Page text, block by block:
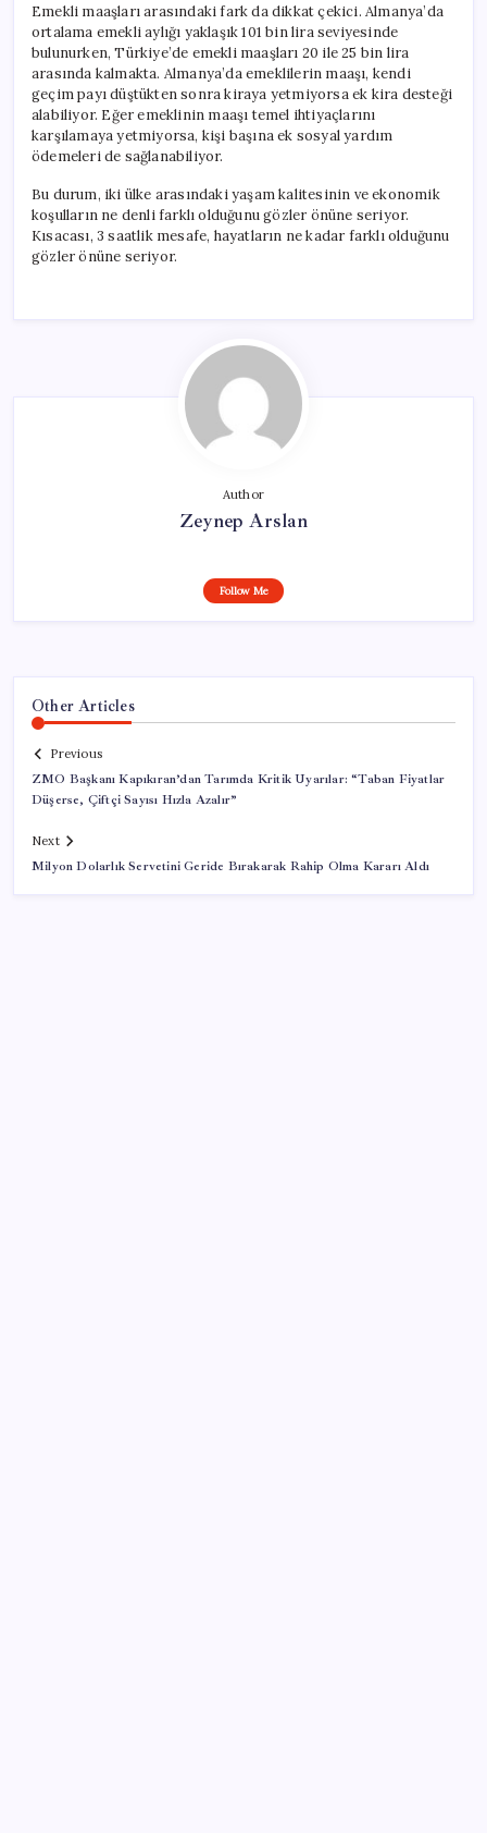
Emekli maaşları arasındaki fark da dikkat çekici. Almanya’da
ortalama emekli aylığı yaklaşık 101 bin lira seviyesinde
bulunurken, Türkiye’de emekli maaşları 20 ile 25 bin lira
arasında kalmakta. Almanya’da emeklilerin maaşı, kendi
geçim payı düştükten sonra kiraya yetmiyorsa ek kira desteği
alabiliyor. Eğer emeklinin maaşı temel ihtiyaçlarını
karşılamaya yetmiyorsa, kişi başına ek sosyal yardım
ödemeleri de sağlanabiliyor.
Bu durum, iki ülke arasındaki yaşam kalitesinin ve ekonomik
koşulların ne denli farklı olduğunu gözler önüne seriyor.
Kısacası, 3 saatlik mesafe, hayatların ne kadar farklı olduğunu
gözler önüne seriyor.
Author
Zeynep Arslan
Follow Me
Other Articles
Previous
ZMO Başkanı Kapıkıran’dan Tarımda Kritik Uyarılar: “Taban Fiyatlar
Düşerse, Çiftçi Sayısı Hızla Azalır”
Next
Milyon Dolarlık Servetini Geride Bırakarak Rahip Olma Kararı Aldı